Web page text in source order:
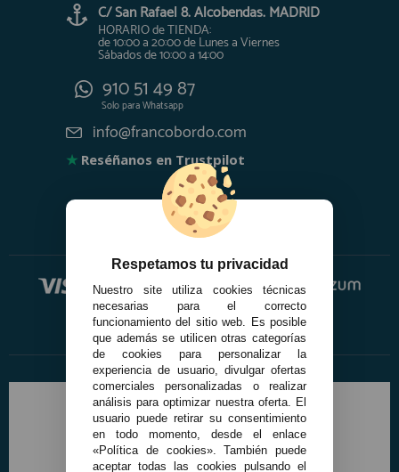
C/ San Rafael 8. Alcobendas. MADRID
HORARIO de TIENDA:
de 10:00 a 20:00 de Lunes a Viernes
Sábados de 10:00 a 14:00
910 51 49 87
Solo paraWhatsapp
info@francobordo.com
★ Reséñanos en Trustpilot
Respetamos tu privacidad
Nuestro site utiliza cookies técnicas
necesarias para el correcto
funcionamiento del sitio web. Es posible
que además se utilicen otras categorías
de cookies para personalizar la
experiencia de usuario, divulgar ofertas
comerciales personalizadas o realizar
análisis para optimizar nuestra oferta. El
usuario puede retirar su consentimiento
en todo momento, desde el enlace
«Política de cookies». También puede
aceptar todas las cookies pulsando el